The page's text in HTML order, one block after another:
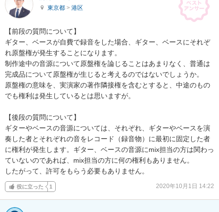
東京都 > 港区
【前段の質問について】
ギター、ベースが自費で録音をした場合、ギター、ベースにそれぞ
れ原盤権が発生することになります。
制作途中の音源について原盤権を論じることはあまりなく、普通は
完成品について原盤権が生じると考えるのではないでしょうか。
原盤権の意味を、実演家の著作隣接権を含むとすると、中途のもの
でも権利は発生しているとは思いますが。
【後段の質問について】
ギターやベースの音源については、それぞれ、ギターやベースを演
奏した者とそれぞれの音をレコード（録音物）に最初に固定した者
に権利が発生します。ギター、ベースの音源にmix担当の方は関わっ
ていないのであれば、mix担当の方に何の権利もありません。
したがって、許可をもらう必要もありません。
役に立った 1 2020年10月1日 14:22